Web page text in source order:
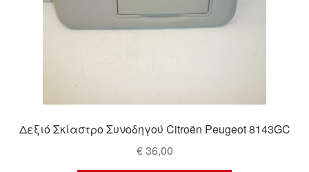
Δεξιό Σκίαστρο Συνοδηγού Citroën Peugeot 8143GC
€36,00